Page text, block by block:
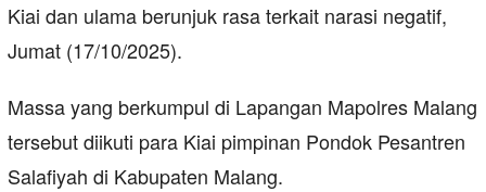
Kiai dan ulama berunjuk rasa terkait narasi negatif,
Jumat (17/10/2025).
Massa yang berkumpul di Lapangan Mapolres Malang
tersebut diikuti para Kiai pimpinan Pondok Pesantren
Salafiyah di Kabupaten Malang.